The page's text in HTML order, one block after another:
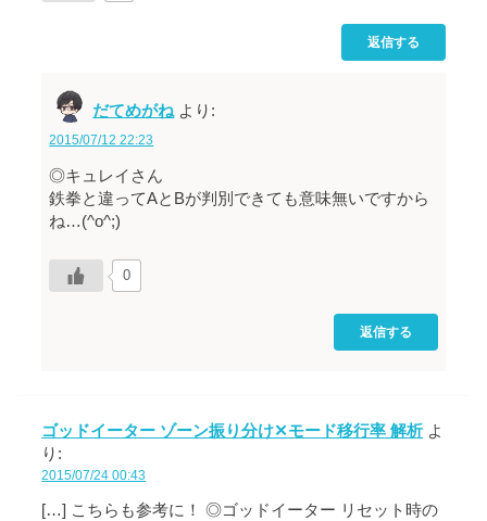
返信する
だてめがね より:
2015/07/12 22:23
◎キュレイさん
鉄拳と違ってAとBが判別できても意味無いですから
ね…(^o^;)
0
返信する
ゴッドイーター ゾーン振り分け✕モード移行率 解析 よ
り:
2015/07/24 00:43
[…] こちらも参考に！ ◎ゴッドイーター リセット時の